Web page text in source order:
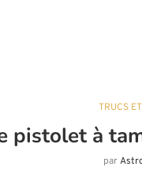
TRUCS
pistolet à
par